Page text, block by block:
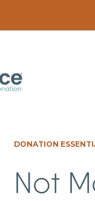
DONATION
Not